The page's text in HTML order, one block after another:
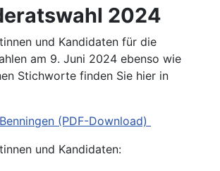
2024
und Kandidaten für die
am 9. Juni 2024 ebenso wie
Stichworte finden Sie hier in
(PDF-Download)
und Kandidaten: